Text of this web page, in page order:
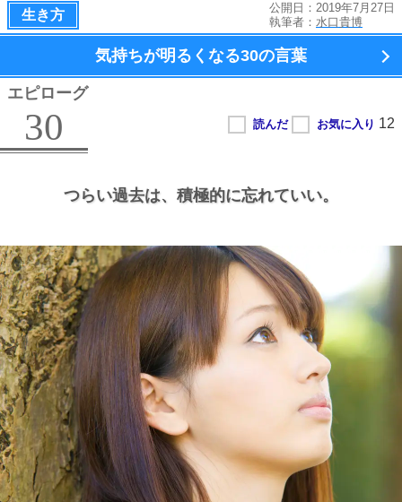
生き方
公開日：2019年7月27日
執筆者： 水口貴博
気持ちが明るくなる30の言葉
エピローグ
30
つらい過去は、 積極的に忘れていい。